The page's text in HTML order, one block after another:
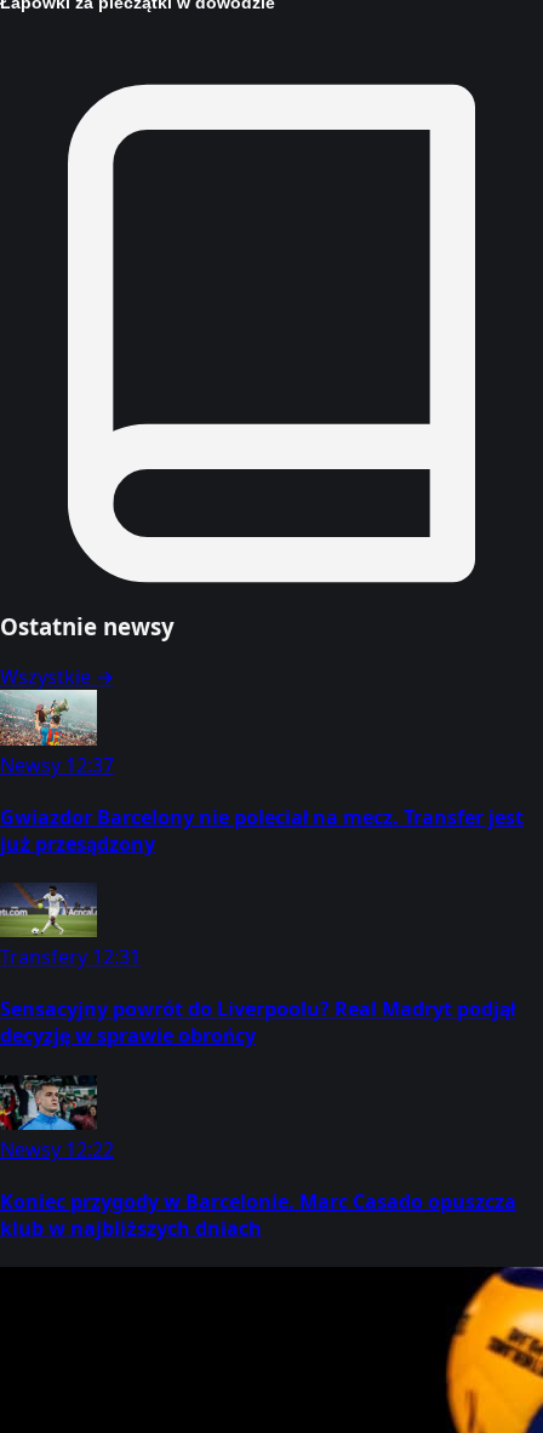
Ostatnie newsy
Wszystkie →
Newsy 12:37
Gwiazdor Barcelony nie poleciał na mecz. Transfer jest
już przesądzony
Transfery 12:31
Sensacyjny powrót do Liverpoolu? Real Madryt podjął
decyzję w sprawie obrońcy
Newsy 12:22
Koniec przygody w Barcelonie. Marc Casado opuszcza
klub w najbliższych dniach